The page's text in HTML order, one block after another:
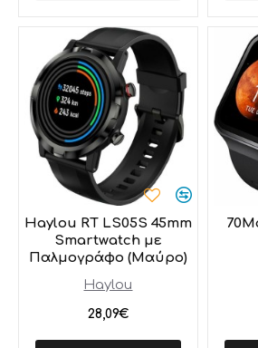
Haylou
Haylou RT LS05S 45mm
Smartwatch με
Παλμογράφο (Μαύρο)
28,09€